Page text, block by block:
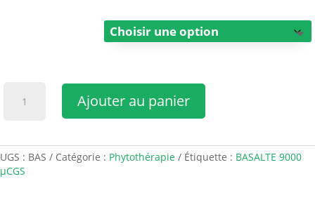
Ajouter au panier
UGS : BAS Catégorie : Phytothérapie Étiquette : BASALTE 9000
μCGS